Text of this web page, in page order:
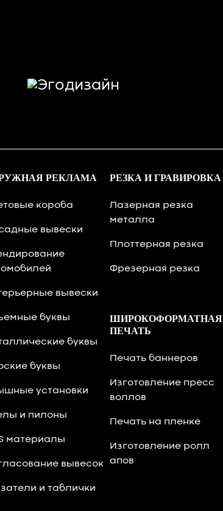
РЕКЛАМА
короба
вывески
вывески
буквы
буквы
буквы
установки
и пилоны
материалы
вывесок
и таблички
РЕЗКА И ГРАВИРОВКА
Лазерная резка
металла
Плоттерная резка
Фрезерная резка
ШИРОКОФОРМАТНАЯ
ПЕЧАТЬ
Печать баннеров
Изготовление пресс
воллов
Печать на пленке
Изготовление ролл
апов